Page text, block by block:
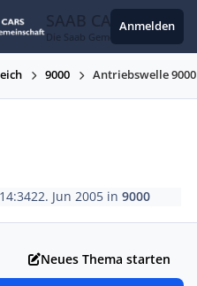
SAAB CARS
Die Saab Gemeinschaft
Anmelden
9000 Antriebswelle 9000
22. Jun 2005 in9000
Neues Thema starten